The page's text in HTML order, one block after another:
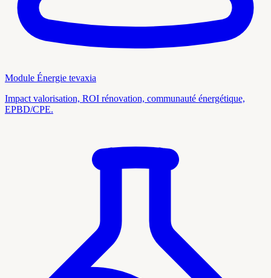
Module Énergie tevaxia
Impact valorisation, ROI rénovation, communauté énergétique,
EPBD/CPE.